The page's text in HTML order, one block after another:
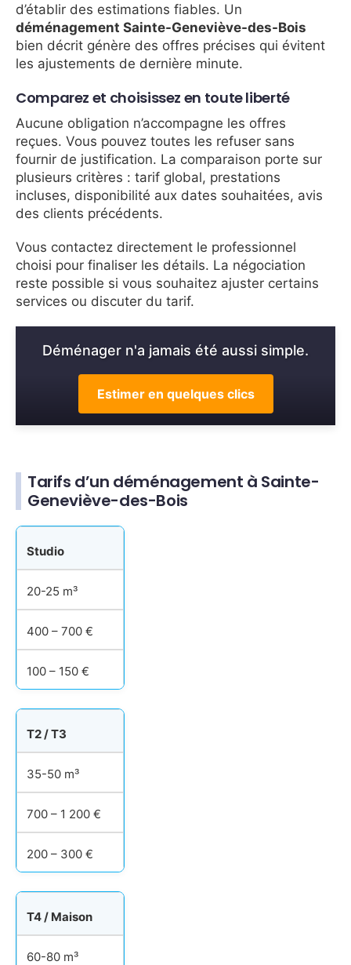
d’établir des estimations fiables. Un
déménagement Sainte-Geneviève-des-Bois
bien décrit génère des offres précises qui évitent
les ajustements de dernière minute.
Comparez et choisissez en toute liberté
Aucune obligation n’accompagne les offres
reçues. Vous pouvez toutes les refuser sans
fournir de justification. La comparaison porte sur
plusieurs critères : tarif global, prestations
incluses, disponibilité aux dates souhaitées, avis
des clients précédents.
Vous contactez directement le professionnel
choisi pour finaliser les détails. La négociation
reste possible si vous souhaitez ajuster certains
services ou discuter du tarif.
Déménager n'a jamais été aussi simple.
Estimer en quelques clics
Tarifs d’un déménagement à Sainte-
Geneviève-des-Bois
Studio
20-25 m³
400 – 700 €
100 – 150 €
T2 / T3
35-50 m³
700 – 1 200 €
200 – 300 €
T4 / Maison
60-80 m³